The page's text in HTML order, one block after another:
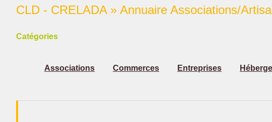
CLD - CRELADA » Annuaire Associations/
Catégories
Associations Commerces Entreprises